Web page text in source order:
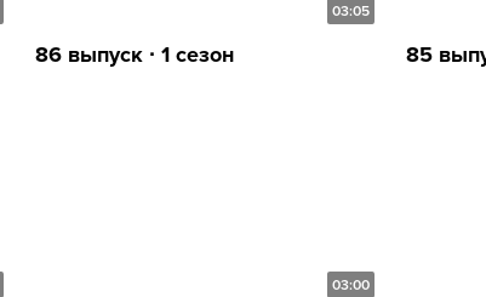
03:05
86 выпуск ∙ 1 сезон 85
03:00